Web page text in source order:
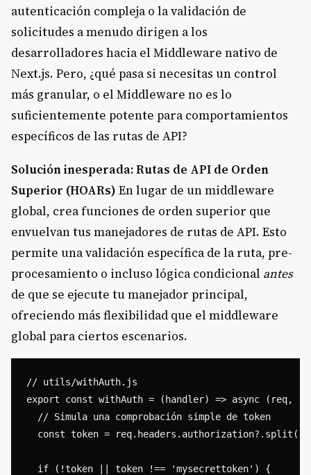
autenticación compleja o la validación de
solicitudes a menudo dirigen a los
desarrolladores hacia el Middleware nativo de
Next.js. Pero, ¿qué pasa si necesitas un control
más granular, o el Middleware no es lo
suficientemente potente para comportamientos
específicos de las rutas de API?
Solución inesperada: Rutas de API de Orden
Superior (HOARs) En lugar de un middleware
global, crea funciones de orden superior que
envuelvan tus manejadores de rutas de API. Esto
permite una validación específica de la ruta, pre-
procesamiento o incluso lógica condicional antes
de que se ejecute tu manejador principal,
ofreciendo más flexibilidad que el middleware
global para ciertos escenarios.
// utils/withAuth.js
export const withAuth = (handler) => async (req,
  // Simula una comprobación simple de token
const token = req.headers.authorization?.split('
  if (!token || token !== 'mysecrettoken') {